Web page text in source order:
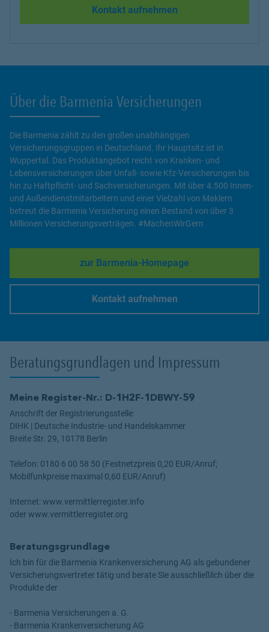
Kontakt aufnehmen
Über die Barmenia Versicherungen
Die Barmenia zählt zu den großen unabhängigen
Versicherungsgruppen in Deutschland. Ihr Hauptsitz ist in
Wuppertal. Das Produktangebot reicht von Kranken- und
Lebensversicherungen über Unfall- sowie Kfz-Versicherungen bis
hin zu Haftpflicht- und Sachversicherungen. Mit über 4.500 Innen-
und Außendienstmitarbeitern und einer Vielzahl von Maklern
betreut die Barmenia Versicherung einen Bestand von über 3
Millionen Versicherungsverträgen. #MachenWirGern
zur Barmenia-Homepage
Link Opens in New Tab
Kontakt aufnehmen
Beratungsgrundlagen und Impressum
Meine Register-Nr.: D-1H2F-1DBWY-59
Anschrift der Registrierungsstelle:
DIHK | Deutsche Industrie- und Handelskammer
Breite Str. 29, 10178 Berlin
Telefon: 0180 6 00 58 50 (Festnetzpreis 0,20 EUR/Anruf;
Mobilfunkpreise maximal 0,60 EUR/Anruf)
Internet: www.vermittlerregister.info
oder www.vermittlerregister.org
Beratungsgrundlage
Ich bin für die Barmenia Krankenversicherung AG als gebundener
Versicherungsvertreter tätig und berate Sie ausschließlich über die
Produkte der
- Barmenia Versicherungen a. G.
- Barmenia Krankenversicherung AG